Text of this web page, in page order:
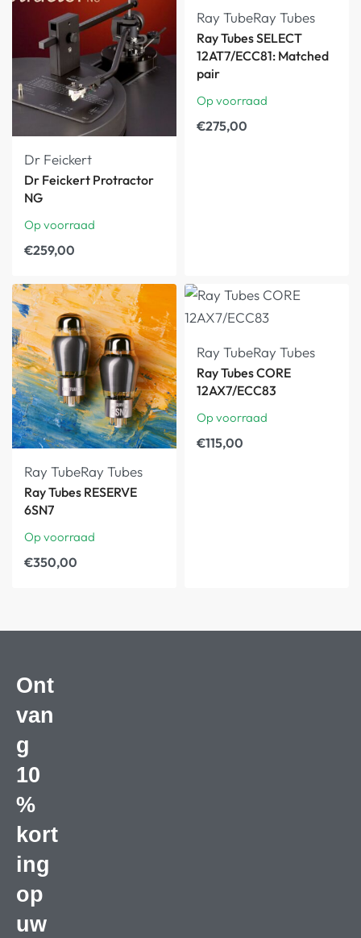
Dr Feickert
Dr Feickert Protractor
NG
Op voorraad
€259,00
Ray TubeRay Tubes
Ray Tubes SELECT
12AT7/ECC81: Matched
pair
Op voorraad
€275,00
Ray TubeRay Tubes
Ray Tubes RESERVE
6SN7
Op voorraad
€350,00
Ray TubeRay Tubes
Ray Tubes CORE
12AX7/ECC83
Op voorraad
€115,00
Ont
van
g
10
%
kort
ing
op
uw